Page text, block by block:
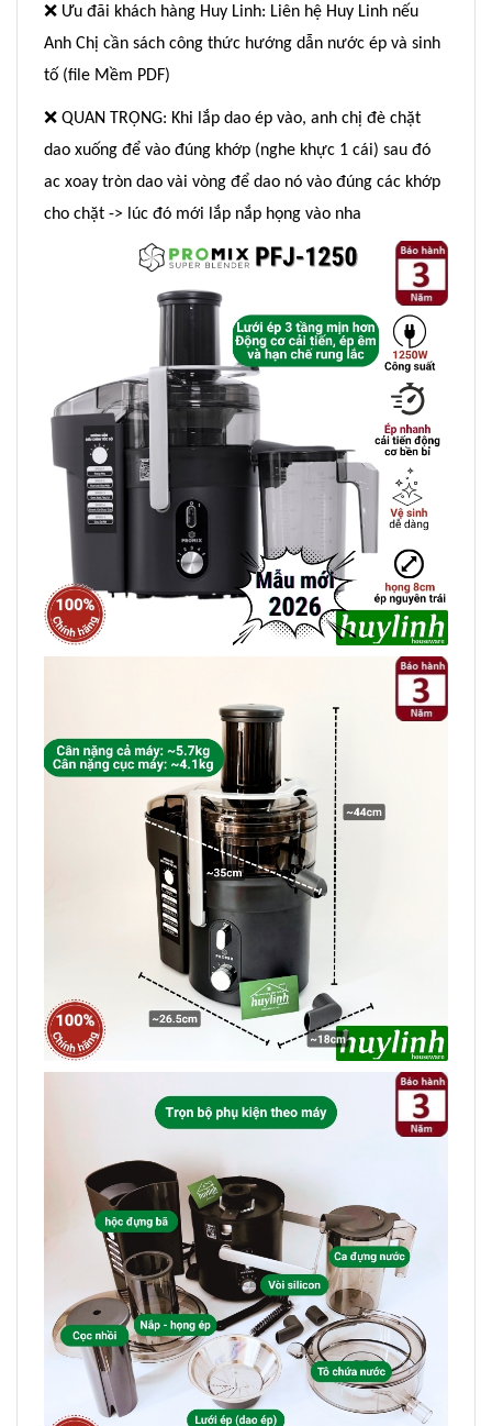
❌ Ưu đãi khách hàng Huy Linh: Liên hệ Huy Linh nếu
Anh Chị cần sách công thức hướng dẫn nước ép và sinh
tố (file Mềm PDF)
❌ QUAN TRỌNG: Khi lắp dao ép vào, anh chị đè chặt
dao xuống để vào đúng khớp (nghe khực 1 cái) sau đó
ac xoay tròn dao vài vòng để dao nó vào đúng các khớp
cho chặt -> lúc đó mới lắp nắp họng vào nha